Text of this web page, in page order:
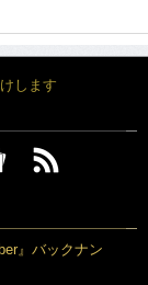
します
』バックナン